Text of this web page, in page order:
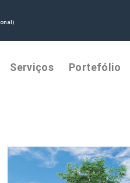
Serviços Portefólio